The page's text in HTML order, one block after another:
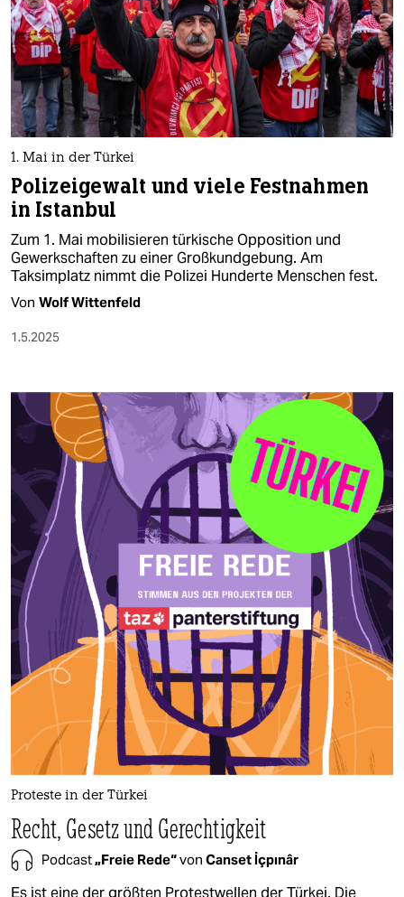
1. Mai in der Türkei
Polizeigewalt und viele Festnahmen
in Istanbul
Zum 1. Mai mobilisieren türkische Opposition und
Gewerkschaften zu einer Großkundgebung. Am
Taksimplatz nimmt die Polizei Hunderte Menschen fest.
Von Wolf Wittenfeld
1.5.2025
Proteste in der Türkei
Recht, Gesetz und Gerechtigkeit
Podcast„Freie Rede“von Canset İçpınâr
Es ist eine der größten Protestwellen der Türkei. Die